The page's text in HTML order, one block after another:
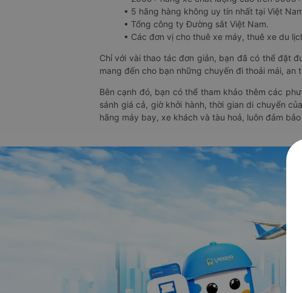
• 5 hãng hàng không uy tín nhất tại Việt
• Tổng công ty Đường sắt Việt Nam.
• Các đơn vị cho thuê xe máy, thuê xe du
Chỉ với vài thao tác đơn giản, bạn đã có thể đặt
mang đến cho bạn những chuyến đi thoải mái, an
Bên cạnh đó, bạn có thể tham khảo thêm các
sánh giá cả, giờ khởi hành, thời gian di chuyển
hãng máy bay, xe khách và tàu hoả, luôn đảm